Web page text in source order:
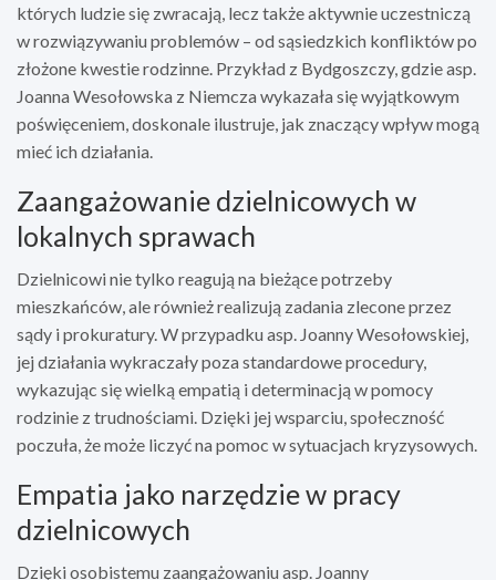
których ludzie się zwracają, lecz także aktywnie uczestniczą
w rozwiązywaniu problemów – od sąsiedzkich konfliktów po
złożone kwestie rodzinne. Przykład z Bydgoszczy, gdzie asp.
Joanna Wesołowska z Niemcza wykazała się wyjątkowym
poświęceniem, doskonale ilustruje, jak znaczący wpływ mogą
mieć ich działania.
Zaangażowanie dzielnicowych w
lokalnych sprawach
Dzielnicowi nie tylko reagują na bieżące potrzeby
mieszkańców, ale również realizują zadania zlecone przez
sądy i prokuratury. W przypadku asp. Joanny Wesołowskiej,
jej działania wykraczały poza standardowe procedury,
wykazując się wielką empatią i determinacją w pomocy
rodzinie z trudnościami. Dzięki jej wsparciu, społeczność
poczuła, że może liczyć na pomoc w sytuacjach kryzysowych.
Empatia jako narzędzie w pracy
dzielnicowych
Dzięki osobistemu zaangażowaniu asp. Joanny